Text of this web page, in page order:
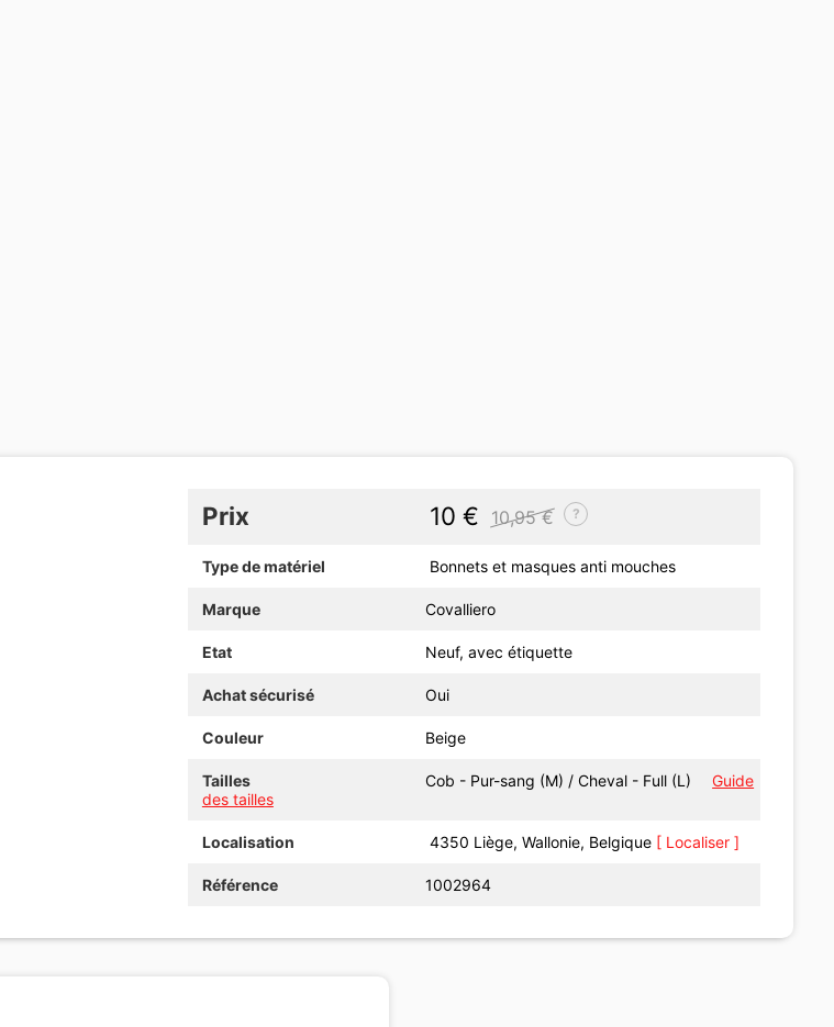
Prix 10 € 10,95 € ?
Type de matériel Bonnets et masques anti mouches
Marque Covalliero
Etat Neuf, avec étiquette
Achat sécurisé Oui
Couleur Beige
Tailles Cob - Pur-sang (M) / Cheval - Full (L)
Guide
des tailles
Localisation 4350 Liège, Wallonie, Belgique [ Localiser ]
Référence 1002964